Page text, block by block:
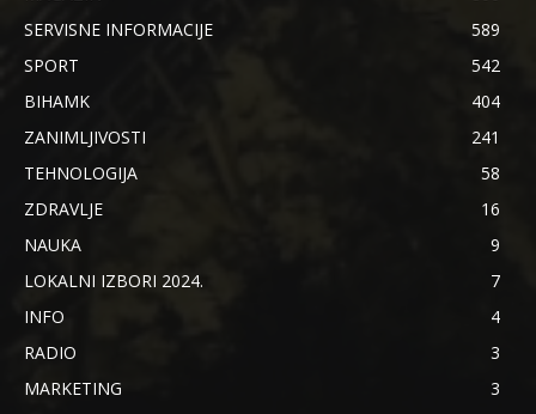
SERVISNE INFORMACIJE
589
SPORT
542
BIHAMK
404
ZANIMLJIVOSTI
241
TEHNOLOGIJA
58
ZDRAVLJE
16
NAUKA
9
LOKALNI IZBORI 2024.
7
INFO
4
RADIO
3
MARKETING
3